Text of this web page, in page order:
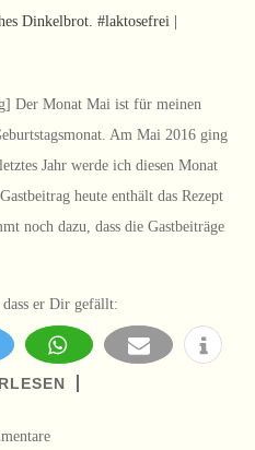
Der Monat Mai ist für meinen
Am Mai 2016 ging
Jahr werde ich diesen Monat
heute enthält das Rezept
noch dazu, dass die Gastbeiträge
er Dir gefällt: